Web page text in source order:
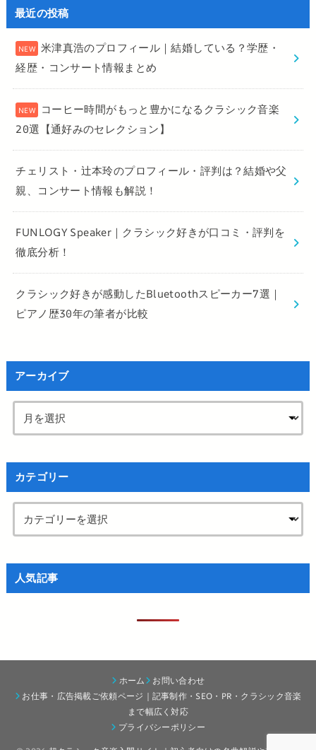
最近の投稿
米津真浩のプロフィール｜結婚している？学歴・
経歴・コンサート情報まとめ
コーヒー時間がもっと豊かになるクラシック音楽
20選【通好みのセレクション】
チェリスト・辻本玲のプロフィール・評判は？結婚や父
親、コンサート情報も解説！
FUNLOGY Speaker｜クラシック好きが口コミ・評判を
徹底分析！
クラシック好きが感動したBluetoothスピーカー7選｜
ピアノ歴30年の筆者が比較
アーカイブ
カテゴリー
人気記事
ホーム
お問い合わせ
お仕事・広告掲載ご依頼ページ｜記事制作・SEO・PR・クラシック音楽
まで幅広く対応
プライバシーポリシー